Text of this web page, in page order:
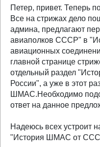
Петер, привет. Теперь
Все на стрижах дело
админа, предлагают
авиаполков СССР" в
авиационных
главной странице
отдельный раздел
России", а уже в этот
ШМАС.Необходимо
ответ на данное
Надеюсь всех устроит
"История ШМАС от